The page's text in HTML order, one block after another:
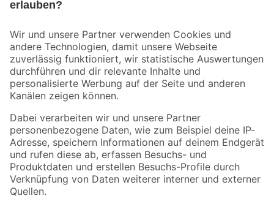
Der toom Newsletter: Keine Angebote und Aktionen mehr verpassen!
Zur Newsletter Anmeldung
Folge uns
Zahlungsarten Versandarten